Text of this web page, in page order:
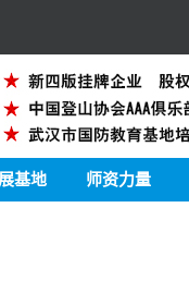
基地 师资力量